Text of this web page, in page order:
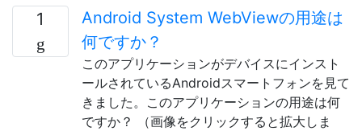
1
Android System WebViewの用途は
何ですか？
このアプリケーションがデバイスにインスト
ールされているAndroidスマートフォンを見て
きました。このアプリケーションの用途は何
ですか？ （画像をクリックすると拡大しま